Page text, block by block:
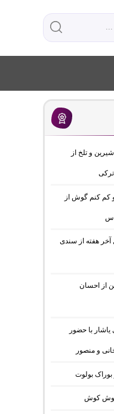
و تلخ از
کم کنم گوش از
آخر هفته از سندی
از احسان
5 از دی جی یاشار با حضور
و منصور